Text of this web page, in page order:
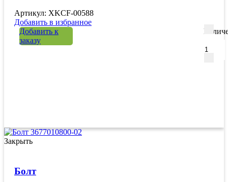
Артикул: XKCF-00588
Добавить в избранное
Добавить к
заказу
Закрыть
Болт